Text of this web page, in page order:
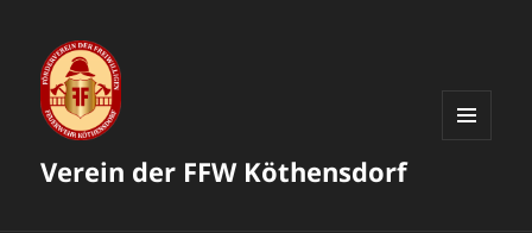
Verein der FFW Köthensdorf